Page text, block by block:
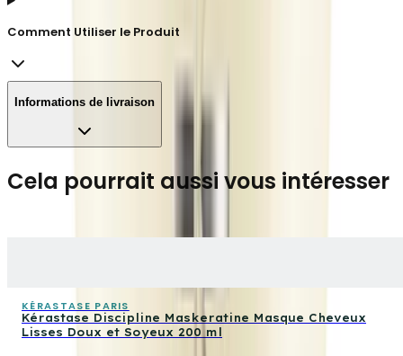
Comment Utiliser le Produit
Informations de livraison
Cela pourrait aussi vous intéresser
KÉRASTASE PARIS
Kérastase Discipline Maskeratine Masque Cheveux
Lisses Doux et Soyeux 200 ml